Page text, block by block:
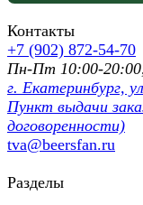
Контакты
+7 (902) 872-54-70
Пн-Пт 10:00-20:00,
г. Екатеринбург,
Пункт выдачи
договоренности)
tva@beersfan.ru
Разделы